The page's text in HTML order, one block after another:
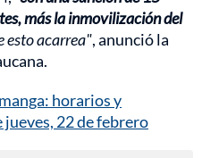
más la inmovilización del
esto acarrea", anunció la
horarios y
22 de febrero